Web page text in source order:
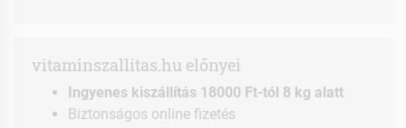
vitaminszallitas.hu előnyei
Ingyenes kiszállítás 18000 Ft-tól 8 kg alatt
Biztonságos online fizetés